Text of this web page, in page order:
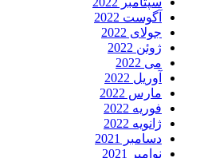
آگوست 2022
جولای 2022
ژوئن 2022
می 2022
آوریل 2022
مارس 2022
فوریه 2022
ژانویه 2022
دسامبر 2021
نوامبر 2021